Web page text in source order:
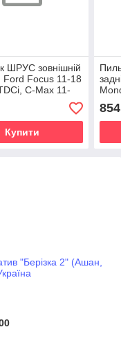
ШРУС зовнішній
Focus 11-18
C-Max 11-
13-19, Escape
1.6
Купити
13-
854
"Берізка 2" (Ашан,